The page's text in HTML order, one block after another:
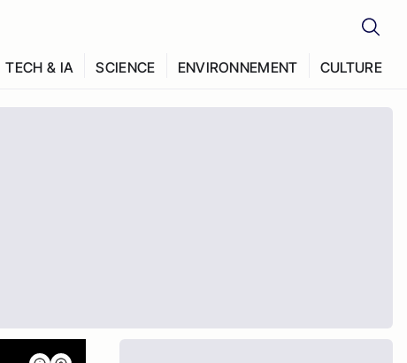
TECH & IA SCIENCE ENVIRONNEMENT CULTURE